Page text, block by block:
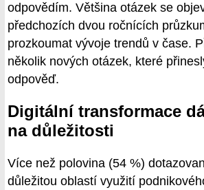
odpovědím. Většina otázek se
předchozích dvou ročnících
prozkoumat vývoje trendů v čase.
několik nových otázek, které
odpověď.
Digitální transformace
na důležitosti
Více než polovina (54 %)
důležitou oblastí využití